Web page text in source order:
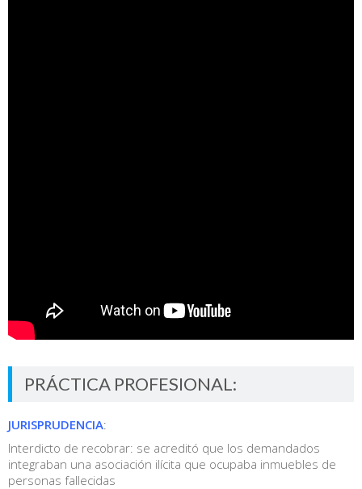
PRÁCTICA PROFESIONAL:
JURISPRUDENCIA:
Interdicto de recobrar: se acreditó que los demandados
integraban una asociación ilícita que ocupaba inmuebles de
personas fallecidas